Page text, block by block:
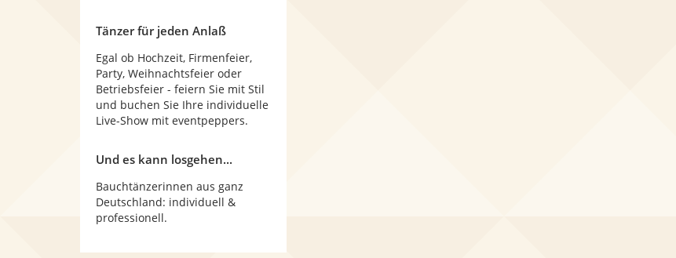
Tänzer für jeden Anlaß
Egal ob Hochzeit, Firmenfeier,
Party, Weihnachtsfeier oder
Betriebsfeier - feiern Sie mit Stil
und buchen Sie Ihre individuelle
Live-Show mit eventpeppers.
Und es kann losgehen...
Bauchtänzerinnen aus ganz
Deutschland: individuell &
professionell.